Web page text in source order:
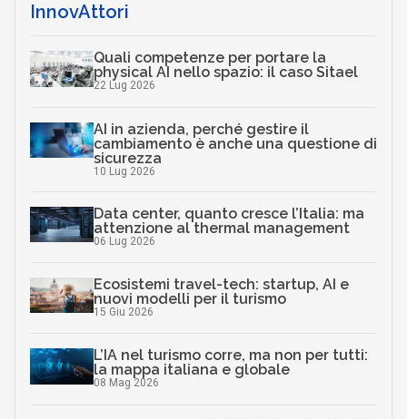
InnovAttori
Quali competenze per portare la
physical AI nello spazio: il caso Sitael
22 Lug 2026
AI in azienda, perché gestire il
cambiamento è anche una questione di
sicurezza
10 Lug 2026
Data center, quanto cresce l’Italia: ma
attenzione al thermal management
06 Lug 2026
Ecosistemi travel-tech: startup, AI e
nuovi modelli per il turismo
15 Giu 2026
L’IA nel turismo corre, ma non per tutti:
la mappa italiana e globale
08 Mag 2026